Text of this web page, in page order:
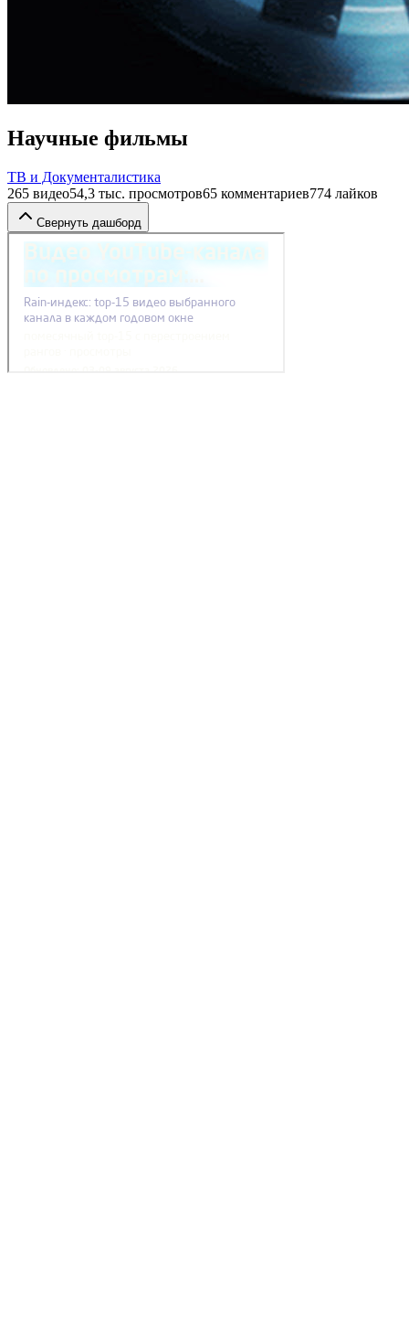
Научные фильмы
ТВ и Документалистика
265 видео54,3 тыс. просмотров65 комментариев774 лайков
Свернуть дашборд